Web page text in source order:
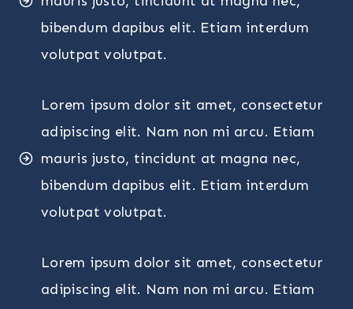
bibendum dapibus elit. Etiam interdum
volutpat volutpat.
Lorem ipsum dolor sit amet, consectetur
adipiscing elit. Nam non mi arcu. Etiam
mauris justo, tincidunt at magna nec,
bibendum dapibus elit. Etiam interdum
volutpat volutpat.
Lorem ipsum dolor sit amet, consectetur
adipiscing elit. Nam non mi arcu. Etiam